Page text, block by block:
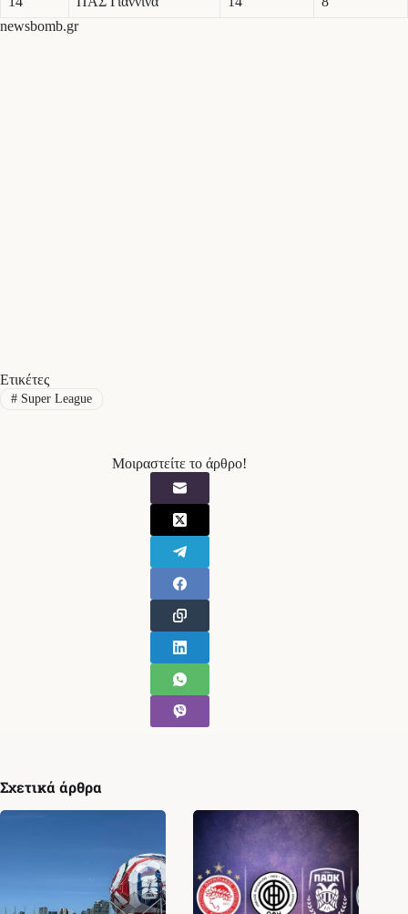
newsbomb.gr
Ετικέτες
#Super League
Μοιραστείτε το άρθρο!
Σχετικά άρθρα